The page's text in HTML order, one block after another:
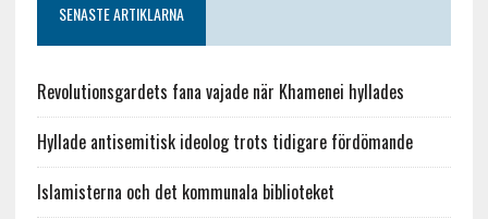
SENASTE ARTIKLARNA
Revolutionsgardets fana vajade när Khamenei hyllades
Hyllade antisemitisk ideolog trots tidigare fördömande
Islamisterna och det kommunala biblioteket